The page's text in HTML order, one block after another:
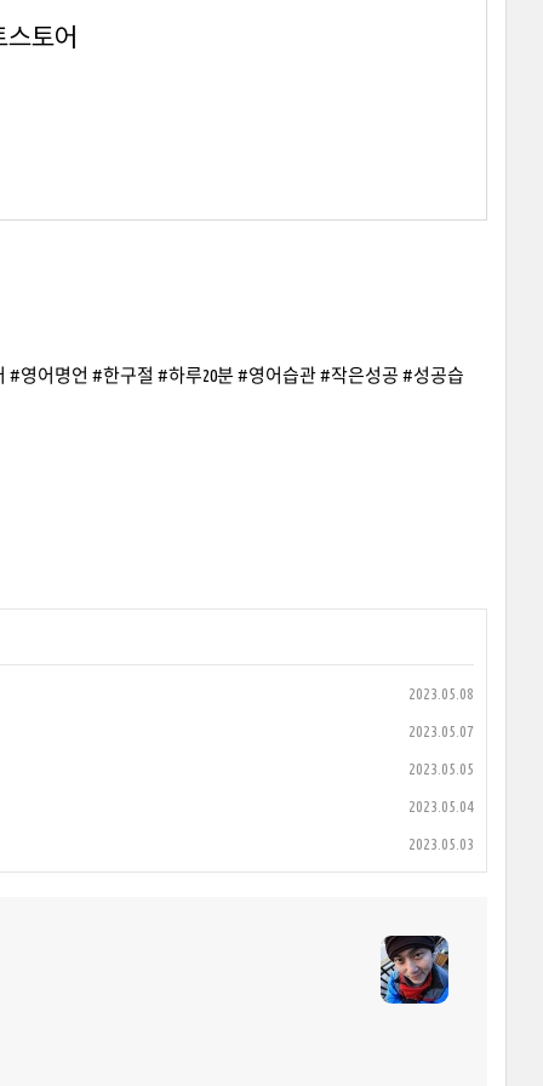
토어
영어명언 #한구절 #하루20분 #영어습관 #작은성공 #성공습
2023.05.08
2023.05.07
2023.05.05
2023.05.04
2023.05.03